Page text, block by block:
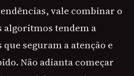
vale combinar o
algoritmos tendem a
seguram a atenção e
Não adianta começar